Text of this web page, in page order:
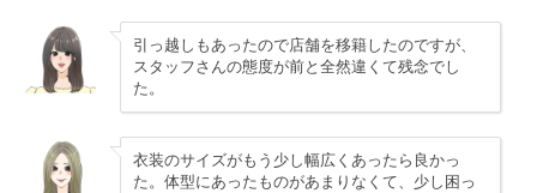
引っ越しもあったので店舗を移籍したのですが、
スタッフさんの態度が前と全然違くて残念でし
た。
衣装のサイズがもう少し幅広くあったら良かっ
た。体型にあったものがあまりなくて、少し困っ